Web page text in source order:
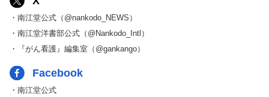
・南江堂公式（@nankodo_NEWS）
・南江堂洋書部公式（@Nankodo_Intl）
・『がん看護』編集室（@gankango）
Facebook
・南江堂公式